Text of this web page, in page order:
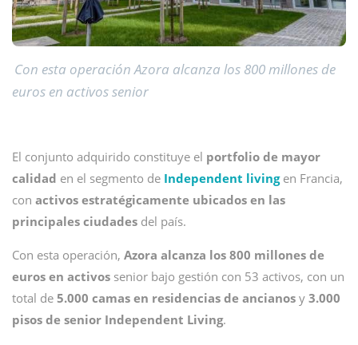
Con esta operación Azora alcanza los 800 millones de
euros en activos senior
El conjunto adquirido constituye el portfolio de mayor
calidad en el segmento de Independent livingen Francia,
con activos estratégicamente ubicados en las
principales ciudades del país.
Con esta operación, Azora alcanza los 800 millones de
euros en activos senior bajo gestión con 53 activos, con un
total de 5.000 camas en residencias de ancianos y 3.000
pisos de senior Independent Living.